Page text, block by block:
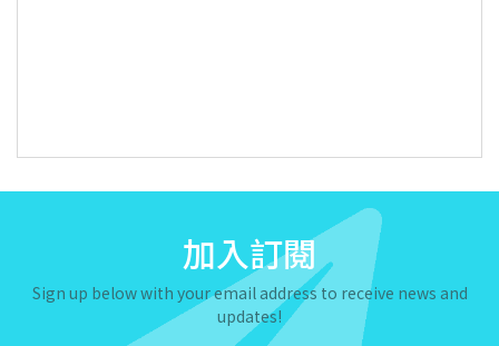
加入訂閱
Sign up below with your email address to receive news and
updates!